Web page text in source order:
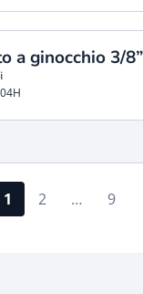
a ginocchio 3/
1 2 … 9